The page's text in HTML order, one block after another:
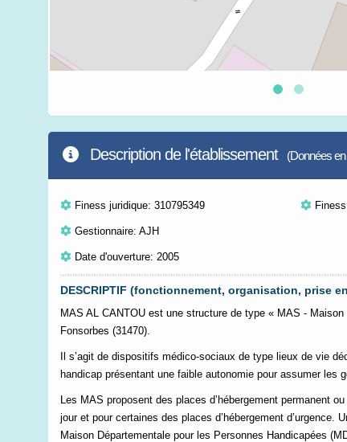
Description de l'établissement (Données
Finess juridique: 310795349
Gestionnaire: AJH
Date d'ouverture: 2005
DESCRIPTIF (fonctionnement, organisation, prise
MAS AL CANTOU est une structure de type « MAS -
Fonsorbes (31470).
Il s’agit de dispositifs médico-sociaux de type lieux de vie
handicap présentant une faible autonomie pour assumer les
Les MAS proposent des places d’hébergement permanent
jour et pour certaines des places d’hébergement d’urgence.
Maison Départementale pour les Personnes Handicapées